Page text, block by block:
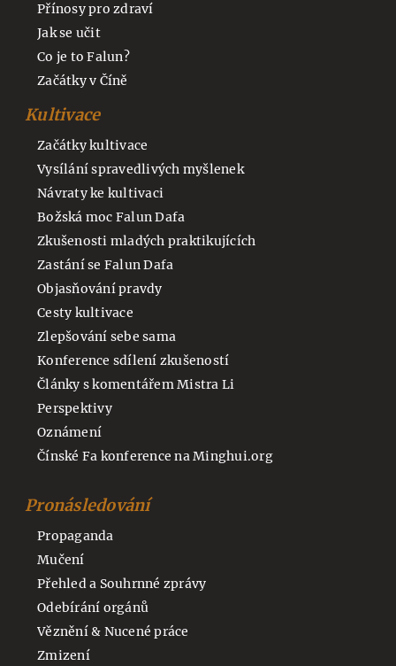
Přínosy pro zdraví
Jak se učit
Co je to Falun?
Začátky v Číně
Kultivace
Začátky kultivace
Vysílání spravedlivých myšlenek
Návraty ke kultivaci
Božská moc Falun Dafa
Zkušenosti mladých praktikujících
Zastání se Falun Dafa
Objasňování pravdy
Cesty kultivace
Zlepšování sebe sama
Konference sdílení zkušeností
Články s komentářem Mistra Li
Perspektivy
Oznámení
Čínské Fa konference na Minghui.org
Pronásledování
Propaganda
Mučení
Přehled a Souhrnné zprávy
Odebírání orgánů
Věznění & Nucené práce
Zmizení